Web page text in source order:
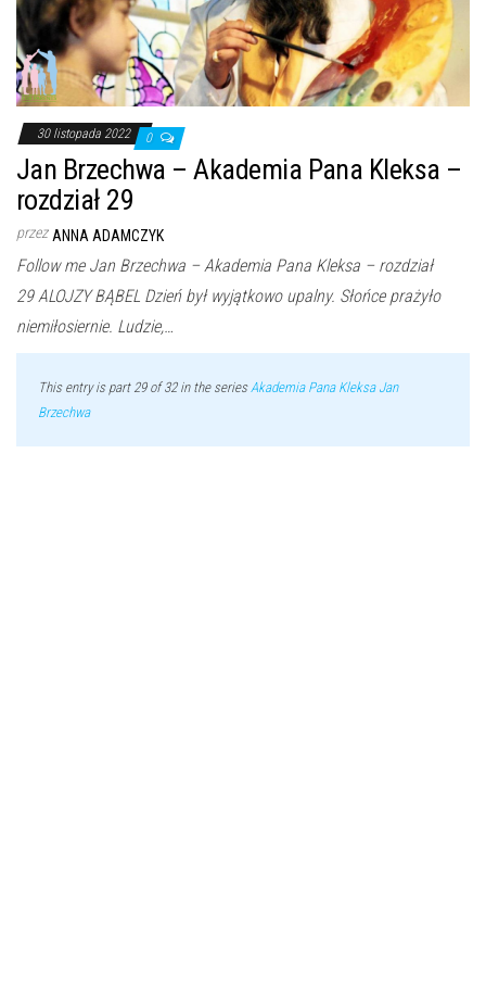
30 listopada 2022 0
Jan Brzechwa – Akademia Pana Kleksa –
rozdział 29
przez ANNA ADAMCZYK
Follow me Jan Brzechwa – Akademia Pana Kleksa – rozdział
29 ALOJZY BĄBEL Dzień był wyjątkowo upalny. Słońce prażyło
niemiłosiernie. Ludzie,…
This entry is part 29 of 32 in the series Akademia Pana Kleksa Jan
Brzechwa